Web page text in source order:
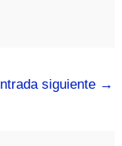
siguiente →